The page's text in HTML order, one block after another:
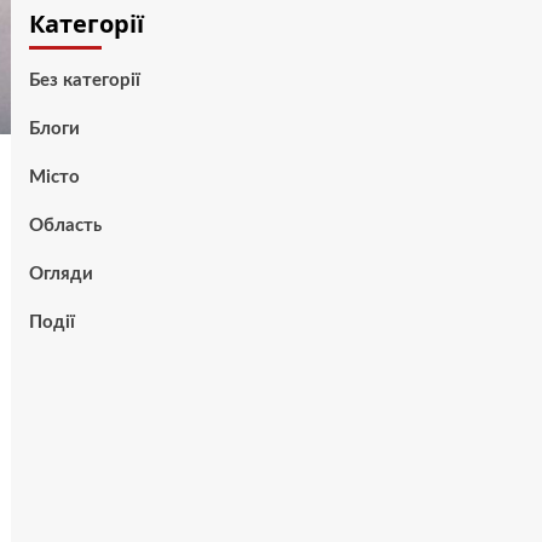
Категорії
Без категорії
Блоги
Місто
Область
Огляди
Події